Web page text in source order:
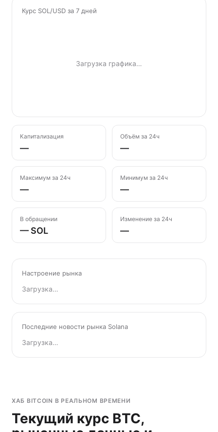
Курс SOL/USD за 7 дней
Загрузка графика…
Капитализация
—
Объём за 24ч
—
Максимум за 24ч
—
Минимум за 24ч
—
В обращении
— SOL
Изменение за 24ч
—
Настроение рынка
Загрузка…
Последние новости рынка Solana
Загрузка…
ХАБ BITCOIN В РЕАЛЬНОМ ВРЕМЕНИ
Текущий курс BTC,